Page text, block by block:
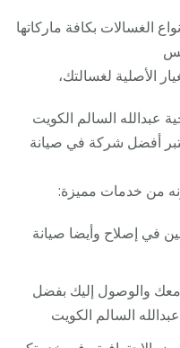
الغسالات بكافة ماركاتها
الأصلية لغسالتك،
عبدالله السالم الكويت
أفضل شركة في صيانة
من خدمات مميزة:
في إصلاح وأيضا صيانة
معك والوصول إليك بفضل
السالم الكويت